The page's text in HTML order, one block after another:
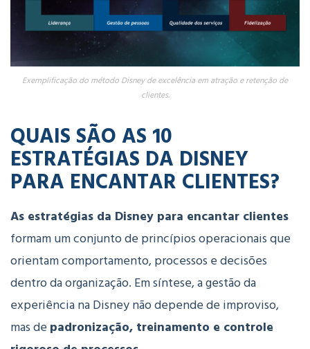
Exemplificação do método Disney de excelência em atração e retenção de
clientes.
QUAIS SÃO AS 10
ESTRATÉGIAS DA DISNEY
PARA ENCANTAR CLIENTES?
As estratégias da Disney para encantar clientes
formamumconjuntode princípiosoperacionaisque
orientamcomportamento,processos edecisões
dentrodaorganização. Em síntese, agestãoda
experiêncianaDisneynãodependede improviso,
masde padronização, treinamento e controle